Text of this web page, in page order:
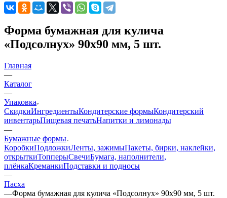
Форма бумажная для кулича
«Подсолнух» 90х90 мм, 5 шт.
Главная
—
Каталог
—
Упаковка
СкидкиИнгредиентыКондитерские формыКондитерский
инвентарьПищевая печатьНапитки и лимонады
—
Бумажные формы
КоробкиПодложкиЛенты, зажимыПакеты, бирки, наклейки,
открыткиТопперыСвечиБумага, наполнители,
плёнкаКреманкиПодставки и подносы
—
Пасха
—Форма бумажная для кулича «Подсолнух» 90х90 мм, 5 шт.